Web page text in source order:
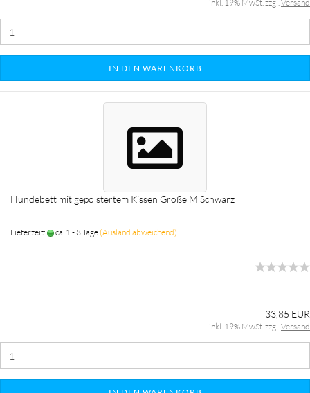
inkl. 19% MwSt. zzgl.Versand
IN DEN WARENKORB
Hundebett mit gepolstertem Kissen Größe M Schwarz
Lieferzeit: ca. 1 - 3 Tage (Ausland abweichend)
33,85 EUR
inkl. 19% MwSt. zzgl.Versand